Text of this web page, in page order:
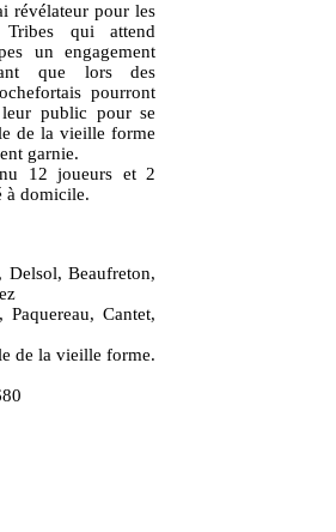
révélateur pour les
qui attend
un engagement
que lors des
pourront
public pour se
de la vieille forme
garnie.
12 joueurs et 2
à domicile.
Delsol, Beaufreton,
Cantet,
de la vieille forme.